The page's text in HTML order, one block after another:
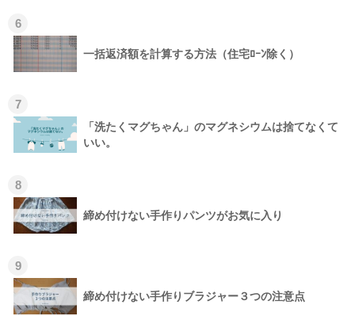
6
一括返済額を計算する方法（住宅ﾛｰﾝ除く）
7
「洗たくマグちゃん」のマグネシウムは捨てなくて
いい。
8
締め付けない手作りパンツがお気に入り
9
締め付けない手作りブラジャー３つの注意点